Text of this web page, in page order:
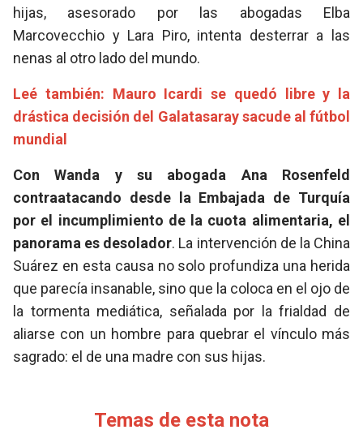
hijas, asesorado por las abogadas Elba
Marcovecchio y Lara Piro, intenta desterrar a las
nenas al otro lado del mundo.
Leé también: Mauro Icardi se quedó libre y la
drástica decisión del Galatasaray sacude al fútbol
mundial
Con Wanda y su abogada Ana Rosenfeld
contraatacando desde la Embajada de Turquía
por el incumplimiento de la cuota alimentaria, el
panorama es desolador. La intervención de la China
Suárez en esta causa no solo profundiza una herida
que parecía insanable, sino que la coloca en el ojo de
la tormenta mediática, señalada por la frialdad de
aliarse con un hombre para quebrar el vínculo más
sagrado: el de una madre con sus hijas.
Temas de esta nota